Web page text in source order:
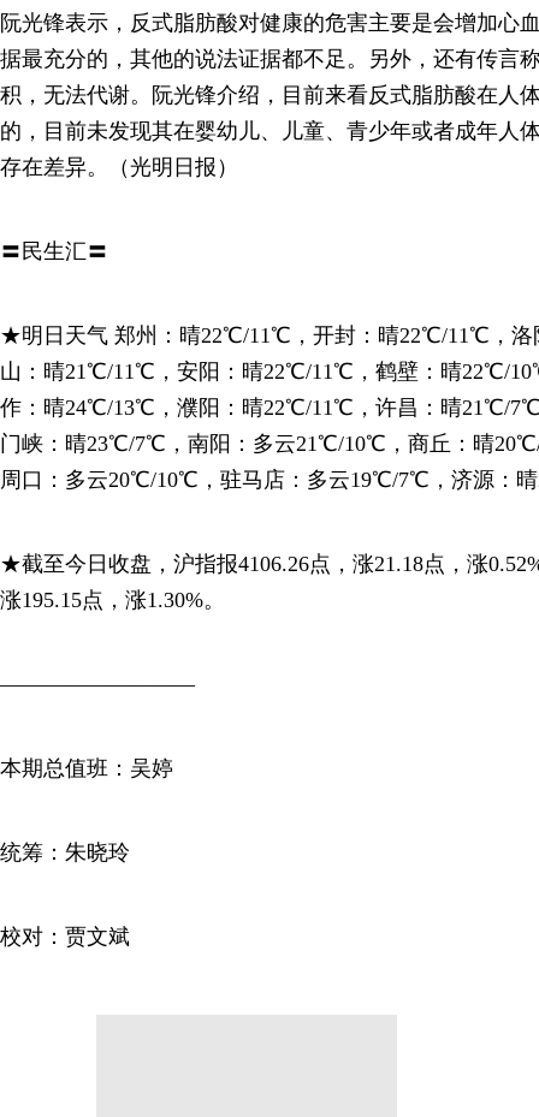
阮光锋表示，反式脂肪酸对健康的危害主要是会增加心
据最充分的，其他的说法证据都不足。另外，还有传言
积，无法代谢。阮光锋介绍，目前来看反式脂肪酸在人
的，目前未发现其在婴幼儿、儿童、青少年或者成年人
存在差异。（光明日报）
〓民生汇〓
★明日天气 郑州：晴22℃/11℃，开封：晴22℃/11℃，
山：晴21℃/11℃，安阳：晴22℃/11℃，鹤壁：晴22℃/
作：晴24℃/13℃，濮阳：晴22℃/11℃，许昌：晴21℃/
门峡：晴23℃/7℃，南阳：多云21℃/10℃，商丘：晴
周口：多云20℃/10℃，驻马店：多云19℃/7℃，济源：
★截至今日收盘，沪指报4106.26点，涨21.18点，涨
涨195.15点，涨1.30%。
—————————
本期总值班：吴婷
统筹：朱晓玲
校对：贾文斌